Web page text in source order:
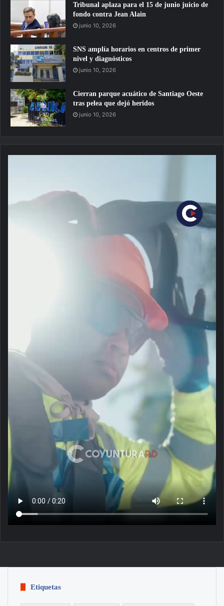
Tribunal aplaza para el 15 de junio juicio de
fondo contra Jean Alain
junio 10, 2026
SNS amplía horarios en centros de primer
nivel y diagnósticos
junio 10, 2026
Cierran parque acuático de Santiago Oeste
tras pelea que dejó heridos
junio 10, 2026
Etiquetas